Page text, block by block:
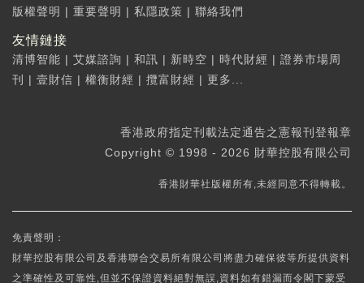
版權聲明 | 重要聲明 | 私隱政策 | 聯絡我們
友情鏈接
清博智能 | 艾媒諮詢 | 和訊 | 新時空 | 時代財經 | 證券市場周
刊
| 壹財信 | 權衡財經 | 攬富財經 | 更多...
香港政府指定刊載法定通告之憲報刊登報章
Copyright © 1998 - 2026 財華控股有限公司
香港財華社版權所有,未經同意不得轉載。
免責聲明：
財華控股有限公司及香港聯合交易所有限公司將盡力確保彼等所提供資料
之準確性及可靠性,但並不保證資料絕對無誤,資料如有錯漏而令閣下蒙受